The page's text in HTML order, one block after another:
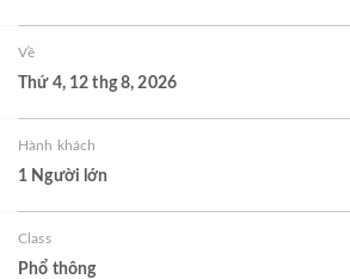
Về
Thứ 4, 12 thg 8, 2026
Hành khách
1 Người lớn
Class
Phổ thông